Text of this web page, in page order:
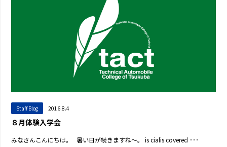
Staff Blog 2016.8.4
８月体験入学会
みなさんこんにちは。 暑い日が続きますね～。 is cialis covered ･･･